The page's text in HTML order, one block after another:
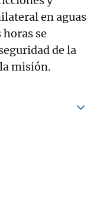
en aguas
se
de la
misión.